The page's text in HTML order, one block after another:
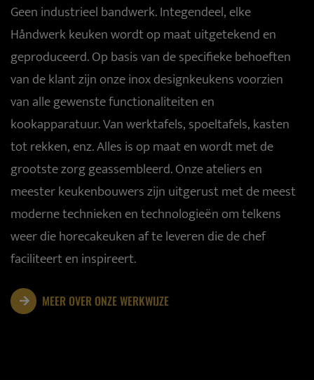
Geen industrieel bandwerk. Integendeel, elke
Håndwerk keuken wordt op maat uitgetekend en
geproduceerd. Op basis van de specifieke behoeften
van de klant zijn onze inox designkeukens voorzien
van alle gewenste functionaliteiten en
kookapparatuur. Van werktafels, spoeltafels, kasten
tot rekken, enz. Alles is op maat en wordt met de
grootste zorg geassembleerd. Onze ateliers en
meester keukenbouwers zijn uitgerust met de meest
moderne technieken en technologieën om telkens
weer die horecakeuken af te leveren die de chef
faciliteert en inspireert.
MEER OVER ONZE WERKWIJZE